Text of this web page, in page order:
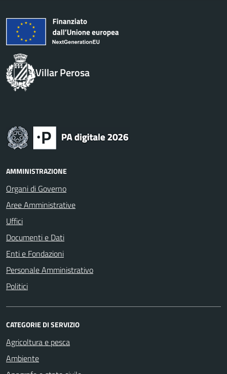
Villar Perosa
AMMINISTRAZIONE
Organi di Governo
Aree Amministrative
Uffici
Documenti e Dati
Enti e Fondazioni
Personale Amministrativo
Politici
CATEGORIE DI SERVIZIO
Agricoltura e pesca
Ambiente